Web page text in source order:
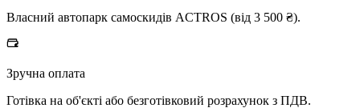
Власний автопарк самоскидів ACTROS (від 3 500 ₴).
Зручна оплата
Готівка на об'єкті або безготівковий розрахунок з ПДВ.